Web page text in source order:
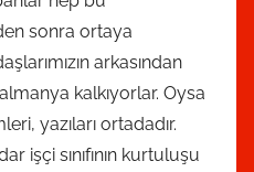
f
ı
n
d
a
n
sonra ortaya
arkasından
kalkıyorlar. Oysa
yazıları ortadadır.
işçi sınıfının kurtuluşu